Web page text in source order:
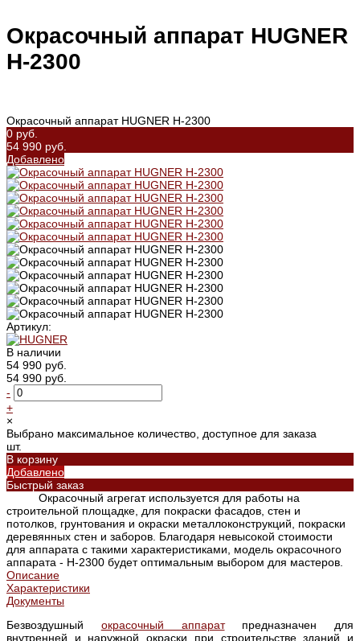
Окрасочный аппарат HUGNER
H-2300
Окрасочный аппарат HUGNER H-2300
0 руб.
54 990 руб.
Добавлено
Артикул:
В наличии
54 990 руб.
54 990 руб.
-
+
×
Выбрано максимальное количество, доступное для заказа
шт.
В корзину
Добавлено
Быстрый заказ
Окрасочный агрегат используется для работы на
строительной площадке, для покраски фасадов, стен и
потолков, грунтования и окраски металлоконструкций, покраски
деревянных стен и заборов. Благодаря невысокой стоимости
для аппарата с такими характеристиками, модель окрасочного
аппарата - H-2300 будет оптимальным выбором для мастеров.
Описание
Характеристики
Документы
Безвоздушный окрасочный аппаратпредназначен для
внутренней и наружной окраски при строительстве зданий и